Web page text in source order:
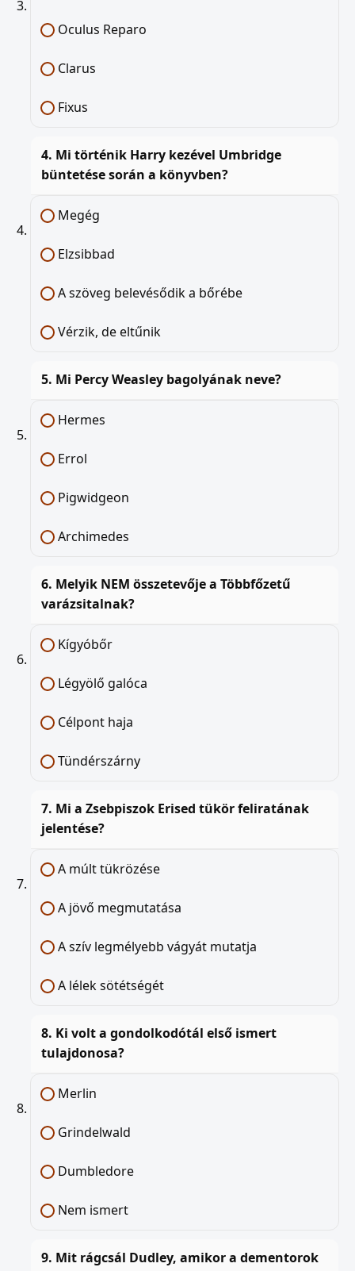
Oculus Reparo
Clarus
Fixus
4. Mi történik Harry kezével Umbridge
büntetése során a könyvben?
Megég
Elzsibbad
A szöveg belevésődik a bőrébe
Vérzik, de eltűnik
5. Mi Percy Weasley bagolyának neve?
Hermes
Errol
Pigwidgeon
Archimedes
6. Melyik NEM összetevője a Többfőzetű
varázsitalnak?
Kígyóbőr
Légyölő galóca
Célpont haja
Tündérszárny
7. Mi a Zsebpiszok Erised tükör feliratának
jelentése?
A múlt tükrözése
A jövő megmutatása
A szív legmélyebb vágyát mutatja
A lélek sötétségét
8. Ki volt a gondolkodótál első ismert
tulajdonosa?
Merlin
Grindelwald
Dumbledore
Nem ismert
9. Mit rágcsál Dudley, amikor a dementorok